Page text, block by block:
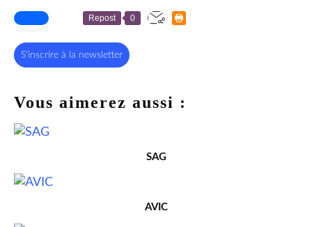
Repost 0
S'inscrire à la newsletter
Vous aimerez aussi :
SAG
AVIC